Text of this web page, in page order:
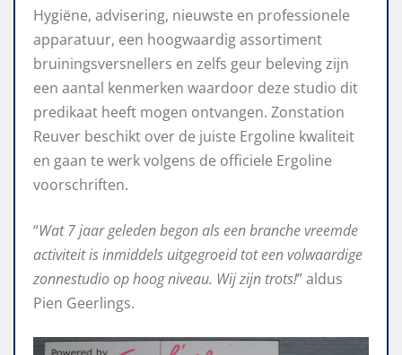
Hygiëne, advisering, nieuwste en professionele
apparatuur, een hoogwaardig assortiment
bruiningsversnellers en zelfs geur beleving zijn
een aantal kenmerken waardoor deze studio dit
predikaat heeft mogen ontvangen. Zonstation
Reuver beschikt over de juiste Ergoline kwaliteit
en gaan te werk volgens de officiele Ergoline
voorschriften.
“Wat 7 jaar geleden begon als een branche vreemde
activiteit is inmiddels uitgegroeid tot een volwaardige
zonnestudio op hoog niveau. Wij zijn trots!” aldus
Pien Geerlings.